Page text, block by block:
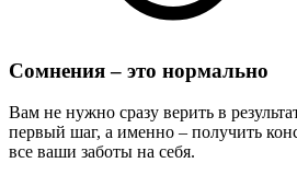
Сомнения – это нормально
Вам не нужно сразу верить в
первый шаг, а именно – получить
все ваши заботы на себя.